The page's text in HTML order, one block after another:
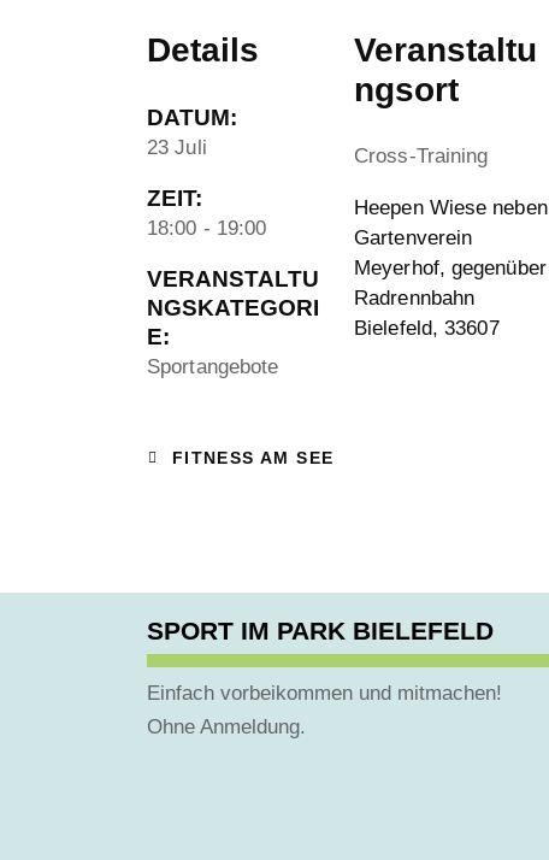
Details
DATUM:
23 Juli
ZEIT:
18:00 - 19:00
VERANSTALTU
NGSKATEGORI
E:
Sportangebote
Veranstaltu
ngsort
Cross-Training
Heepen Wiese neben
Gartenverein
Meyerhof, gegenüber
Radrennbahn
Bielefeld, 33607
FITNESS AM SEE
SPORT IM PARK BIELEFELD
Einfach vorbeikommen und mitmachen!
Ohne Anmeldung.